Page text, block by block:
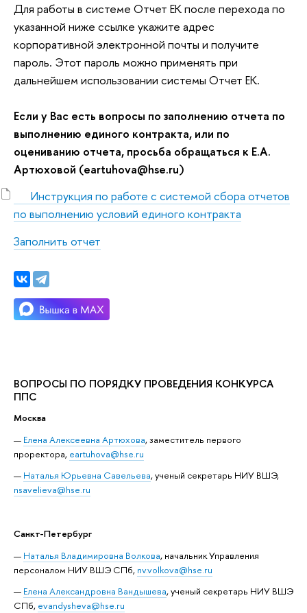
ВОПРОСЫ ПО ПОРЯДКУ ПРОВЕДЕНИЯ КОНКУРСА
ППС
Москва
Елена Алексеевна Артюхова, заместитель первого
проректора, eartuhova@hse.ru
Наталья Юрьевна Савельева, ученый секретарь НИУ ВШЭ,
nsavelieva@hse.ru
Санкт-Петербург
Наталья Владимировна Волкова, начальник Управления
персоналом НИУ ВШЭ СПб, nv.volkova@hse.ru
Елена Александровна Вандышева, ученый секретарь НИУ ВШЭ
СПб, evandysheva@hse.ru
Для работы в системе Отчет ЕК после перехода по
указанной ниже ссылке укажите адрес
корпоративной электронной почты и получите
пароль. Этот пароль можно применять при
дальнейшем использовании системы Отчет ЕК.
Если у Вас есть вопросы по заполнению отчета по
выполнению единого контракта, или по
оцениванию отчета, просьба обращаться к Е.А.
Артюховой (eartuhova@hse.ru)
Инструкция по работе с системой сбора отчетов
по выполнению условий единого контракта
Заполнить отчет